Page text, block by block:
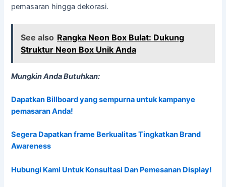
pemasaran hingga dekorasi.
See also Rangka Neon Box Bulat: Dukung
Struktur Neon Box Unik Anda
Mungkin Anda Butuhkan:
Dapatkan Billboard yang sempurna untuk kampanye
pemasaran Anda!
Segera Dapatkan frame Berkualitas Tingkatkan Brand
Awareness
Hubungi Kami Untuk Konsultasi Dan Pemesanan Display!